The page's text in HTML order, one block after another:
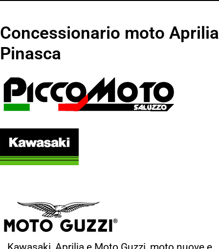
Concessionario moto Aprilia
Pinasca